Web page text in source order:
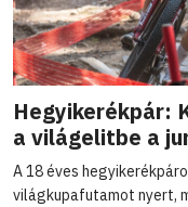
Hegyikerékpár:
a világelitbe a
A 18 éves
világkupafutamot nyert,